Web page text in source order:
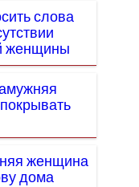
слова
женщины
женщина
дома